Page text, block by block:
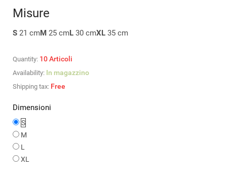
Misure
S 21 cmM 25 cmL 30 cmXL 35 cm
Quantity: 10Articoli
Availability: In magazzino
Shipping tax: Free
Dimensioni
S
M
L
XL